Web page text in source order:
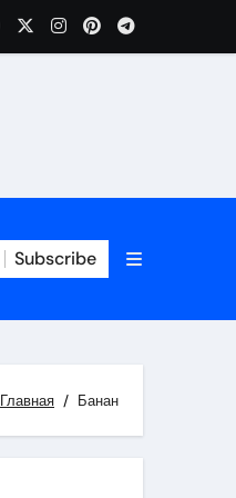
Subscribe
Главная Банан